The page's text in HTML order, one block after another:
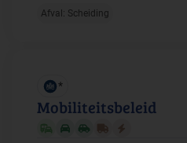
Afval: Scheiding
Mobiliteitsbeleid
*